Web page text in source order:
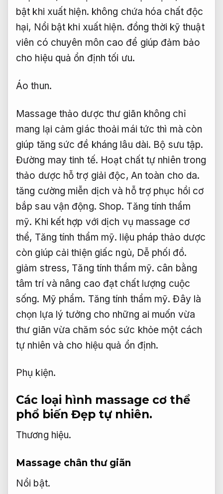
bật khi xuất hiện. không chứa hóa chất độc
hại, Nổi bật khi xuất hiện. đồng thời kỹ thuật
viên có chuyên môn cao để giúp đảm bảo
cho hiệu quả ổn định tối ưu.
Áo thun.
Massage thảo dược thư giãn không chỉ
mang lại cảm giác thoải mái tức thì mà còn
giúp tăng sức đề kháng lâu dài. Bộ sưu tập.
Đường may tinh tế. Hoạt chất tự nhiên trong
thảo dược hỗ trợ giải độc, An toàn cho da.
tăng cường miễn dịch và hỗ trợ phục hồi cơ
bắp sau vận động. Shop. Tăng tính thẩm
mỹ. Khi kết hợp với dịch vụ massage cơ
thể, Tăng tính thẩm mỹ. liệu pháp thảo dược
còn giúp cải thiện giấc ngủ, Dễ phối đồ.
giảm stress, Tăng tính thẩm mỹ. cân bằng
tâm trí và nâng cao đạt chất lượng cuộc
sống. Mỹ phẩm. Tăng tính thẩm mỹ. Đây là
chọn lựa lý tưởng cho những ai muốn vừa
thư giãn vừa chăm sóc sức khỏe một cách
tự nhiên và cho hiệu quả ổn định.
Phụ kiện.
Các loại hình massage cơ thể
phổ biến Đẹp tự nhiên.
Thương hiệu.
Massage chân thư giãn
Nổi bật.